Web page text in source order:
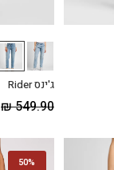
ג'ינס Rider
₪549.90
50%